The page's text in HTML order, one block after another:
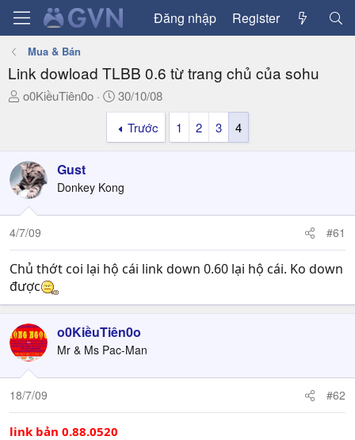
Đăng nhập Register
Mua & Bán
Link dowload TLBB 0.6 từ trang chủ của sohu
T
a
d
s
t
a
e
r
o0KiềuTiên0o
N
g
à
y
i
30/10/08
Trước
1 2 3 4
Gust
Donkey Kong
4/7/09 #61
Chủ thớt coi lại hộ cái link down 0.60 lại hộ cái. Ko down
được
o0KiềuTiên0o
Mr & Ms Pac-Man
18/7/09 #62
link bản 0.88.0520